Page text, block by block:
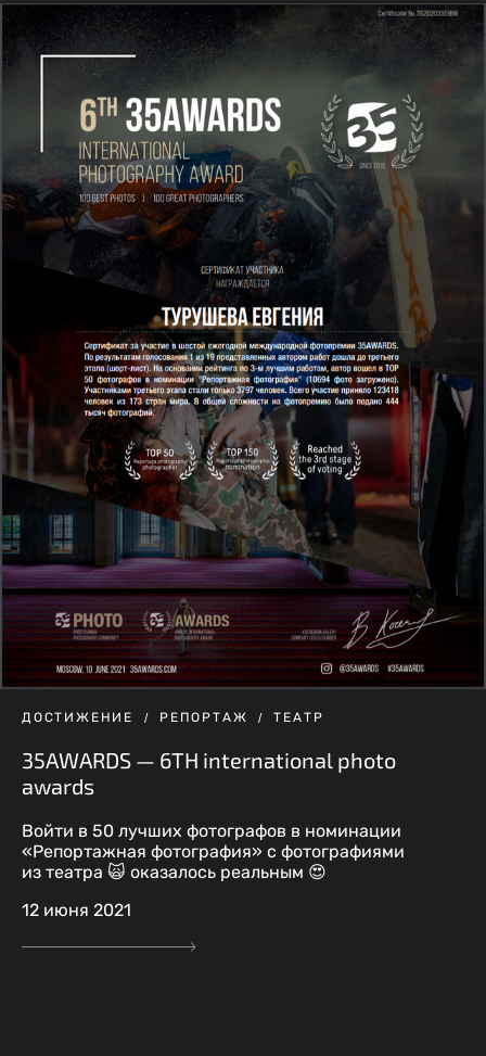
ДОСТИЖЕНИЕ РЕПОРТАЖ ТЕАТР
35AWARDS — 6TH international photo
awards
Войти в 50 лучших фотографов в номинации
«Репортажная фотография» с фотографиями
из театра 🙀 оказалось реальным 😍
12 июня 2021